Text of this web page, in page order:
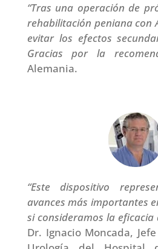
“Tras una operación de
rehabilitación peniana con
evitar los efectos
Gracias por la
Alemania.
“Este dispositivo
avances más importantes
si consideramos la eficacia
Dr. Ignacio Moncada,